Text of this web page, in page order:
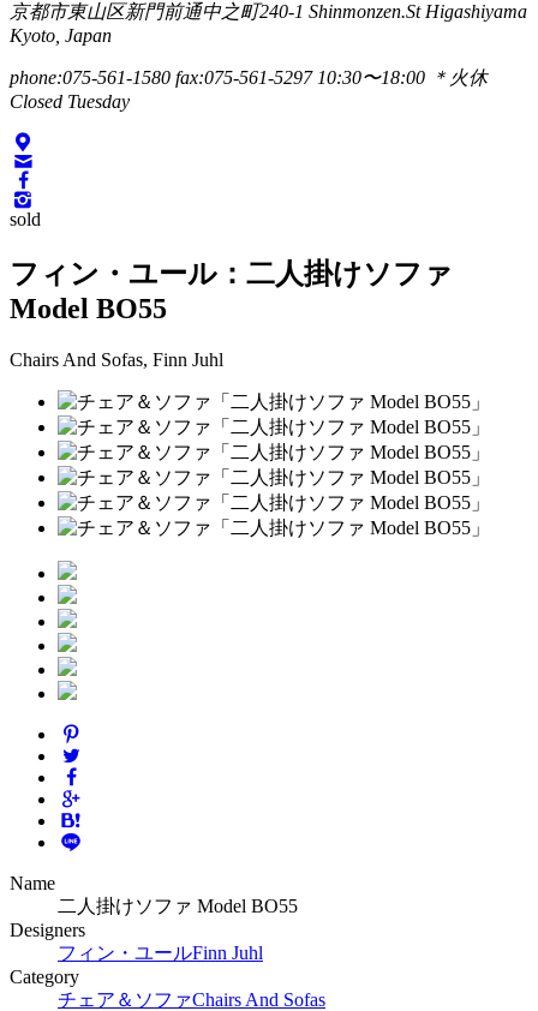
京都市東山区新門前通中之町240-1 Shinmonzen.St Higashiyama
Kyoto, Japan
phone:075-561-1580 fax:075-561-5297 10:30〜18:00 ＊火休
Closed Tuesday
sold
フィン・ユール：二人掛けソファ
Model BO55
Chairs And Sofas, Finn Juhl
Name
二人掛けソファ Model BO55
Designers
フィン・ユールFinn Juhl
Category
チェア＆ソファChairs And Sofas